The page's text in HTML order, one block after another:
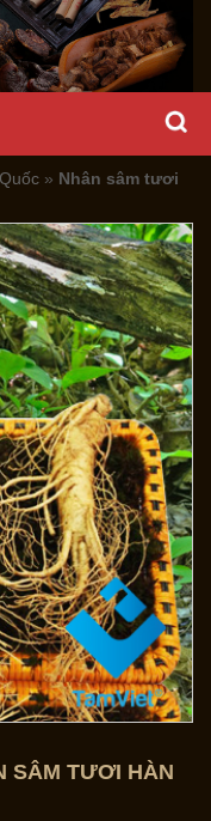
» Nhân sâm tươi
SÂM TƯƠI HÀN